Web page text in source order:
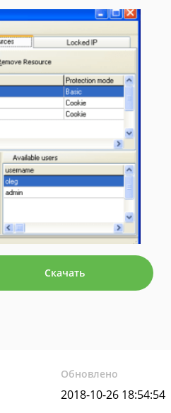
Скачать
Обновлено
2018-10-26 18:54:54